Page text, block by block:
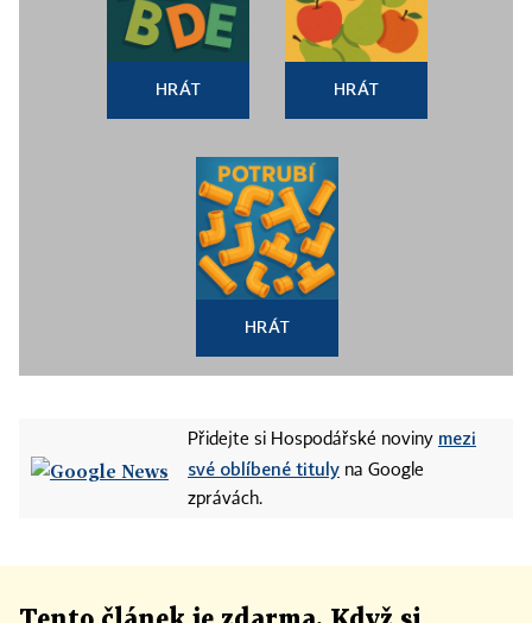
HRÁT HRÁT
HRÁT
Přidejte si Hospodářské noviny mezi
své oblíbené tituly na Google
zprávách.